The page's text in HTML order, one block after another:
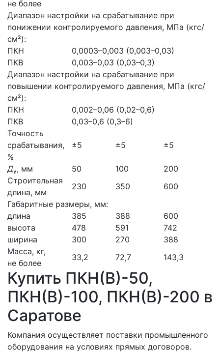
не более
Диапазон настройки на срабатывание при
понижении контролируемого давления, МПа (кгс/
см²):
ПКН
0,0003–0,003 (0,003–0,03)
ПКВ
0,003–0,03 (0,03–0,3)
Диапазон настройки на срабатывание при
повышении контролируемого давления, МПа (кгс/
см²):
ПКН
0,002–0,06 (0,02–0,6)
ПКВ
0,03–0,6 (0,3–6)
Точность
срабатывания,
%
±5 ±5 ±5
Ду, мм 50 100
200
Строительная
длина, мм
230 350
600
Габаритные размеры, мм:
длина
385 388
600
высота
478 591
742
ширина
300 270
388
Масса, кг,
не более
33,2 72,7 143,3
Купить ПКН(В)-50,
ПКН(В)-100, ПКН(В)-200 в
Саратове
Компания осуществляет поставки промышленного
оборудования на условиях прямых договоров.